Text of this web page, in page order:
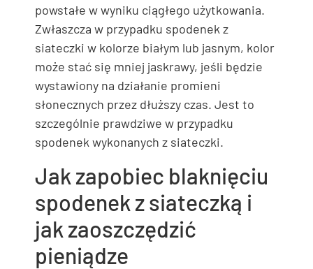
powstałe w wyniku ciągłego użytkowania.
Zwłaszcza w przypadku spodenek z
siateczki w kolorze białym lub jasnym, kolor
może stać się mniej jaskrawy, jeśli będzie
wystawiony na działanie promieni
słonecznych przez dłuższy czas. Jest to
szczególnie prawdziwe w przypadku
spodenek wykonanych z siateczki.
Jak zapobiec blaknięciu
spodenek z siateczką i
jak zaoszczędzić
pieniądze